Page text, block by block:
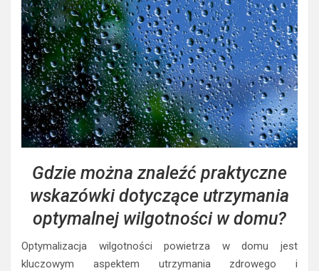
Gdzie można znaleźć praktyczne
wskazówki dotyczące utrzymania
optymalnej wilgotności w domu?
Optymalizacja wilgotności powietrza w domu jest
kluczowym aspektem utrzymania zdrowego i